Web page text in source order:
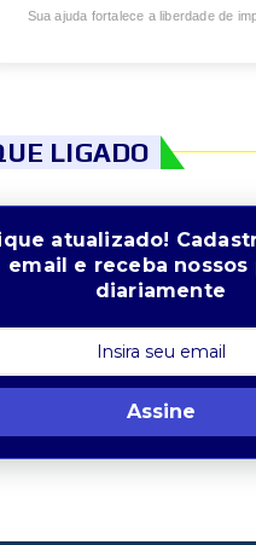
Sua ajuda fortalece a liberdade de
LIGADO
atualizado!
email e receba nossos
diariamente
Assine